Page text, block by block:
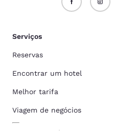
Serviços
Reservas
Encontrar um hotel
Melhor tarifa
Viagem de negócios